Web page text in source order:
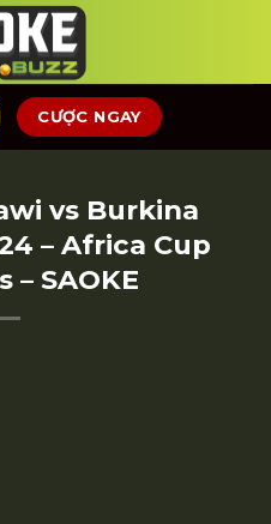
CƯỢC NGAY
vs Burkina
– Africa Cup
– SAOKE